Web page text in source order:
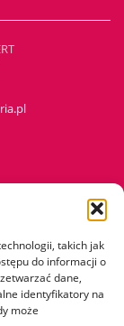
takich jak
do informacji o
dane,
identyfikatory na
może